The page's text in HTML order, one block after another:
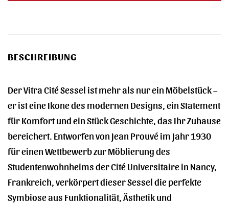
BESCHREIBUNG
Der Vitra Cité Sessel ist mehr als nur ein Möbelstück –
er ist eine Ikone des modernen Designs, ein Statement
für Komfort und ein Stück Geschichte, das Ihr Zuhause
bereichert. Entworfen von Jean Prouvé im Jahr 1930
für einen Wettbewerb zur Möblierung des
Studentenwohnheims der Cité Universitaire in Nancy,
Frankreich, verkörpert dieser Sessel die perfekte
Symbiose aus Funktionalität, Ästhetik und